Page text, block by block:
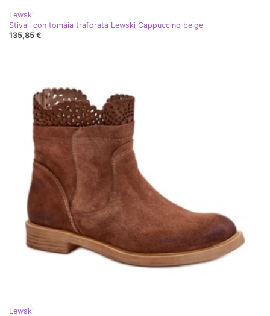
Lewski
Stivali con tomaia traforata Lewski Cappuccino beige
135,85 €
Lewski